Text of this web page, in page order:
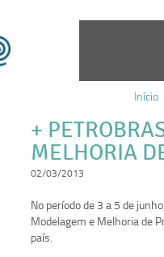
Início
+
MELHORIA
02/03/2013
No período de 3 a 5 de
Modelagem e Melhoria de
país.